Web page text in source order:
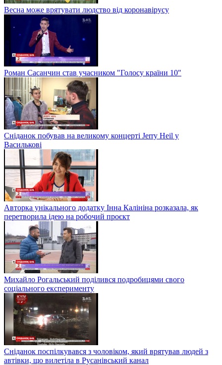
Весна може врятувати людство від коронавірусу
Роман Сасанчин став учасником "Голосу країни 10"
Сніданок побував на великому концерті Jerry Heil у
Василькові
Авторка унікального додатку Інна Калініна розказала, як
перетворила ідею на робочий проєкт
Михайло Рогальський поділився подробицями свого
соціального експерименту
Сніданок поспілкувався з чоловіком, який врятував людей з
автівки, що вилетіла в Русанівський канал